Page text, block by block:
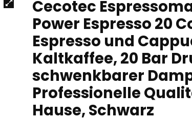
Cecotec
Power Espresso 20
Espresso und
Kaltkaffee, 20 Bar
schwenkbarer
Professionelle
Hause, Schwarz